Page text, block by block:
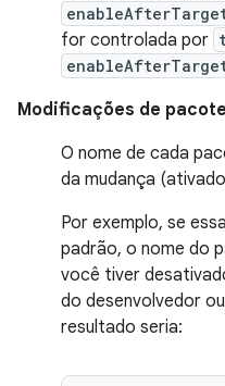
for controlada por
Modificações de
O nome de cada
da mudança
Por exemplo, se
padrão, o nome do
você tiver
do desenvolvedor
resultado seria: